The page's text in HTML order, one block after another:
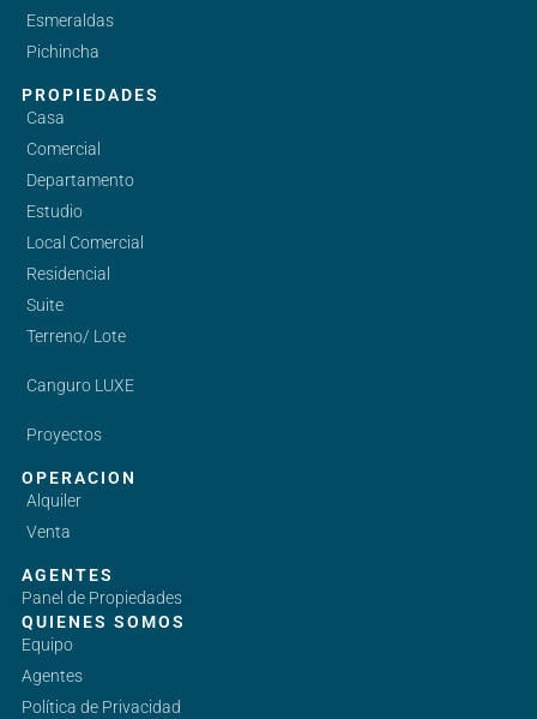
Esmeraldas
Pichincha
PROPIEDADES
Casa
Comercial
Departamento
Estudio
Local Comercial
Residencial
Suite
Terreno/ Lote
Canguro LUXE
Proyectos
OPERACION
Alquiler
Venta
AGENTES
Panel de Propiedades
QUIENES SOMOS
Equipo
Agentes
Política de Privacidad